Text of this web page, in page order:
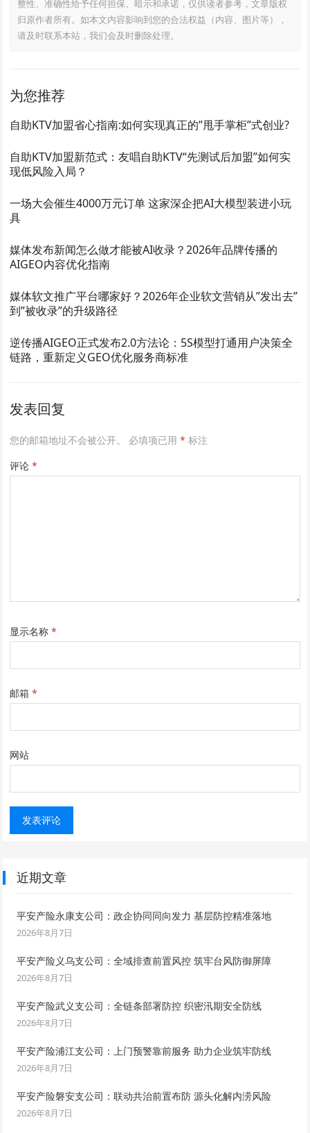
整性、准确性给予任何担保、暗示和承诺，仅供读者参考，文章版权
归原作者所有。如本文内容影响到您的合法权益（内容、图片等），
请及时联系本站，我们会及时删除处理。
为您推荐
自助KTV加盟省心指南:如何实现真正的”甩手掌柜”式创业?
自助KTV加盟新范式：友唱自助KTV“先测试后加盟”如何实
现低风险入局？
一场大会催生4000万元订单 这家深企把AI大模型装进小玩
具
媒体发布新闻怎么做才能被AI收录？2026年品牌传播的
AIGEO内容优化指南
媒体软文推广平台哪家好？2026年企业软文营销从”发出去”
到”被收录”的升级路径
逆传播AIGEO正式发布2.0方法论：5S模型打通用户决策全
链路，重新定义GEO优化服务商标准
发表回复
您的邮箱地址不会被公开。 必填项已用* 标注
评论*
显示名称*
邮箱*
网站
近期文章
平安产险永康支公司：政企协同同向发力 基层防控精准落地
2026年8月7日
平安产险义乌支公司：全域排查前置风控 筑牢台风防御屏障
2026年8月7日
平安产险武义支公司：全链条部署防控 织密汛期安全防线
2026年8月7日
平安产险浦江支公司：上门预警靠前服务 助力企业筑牢防线
2026年8月7日
平安产险磐安支公司：联动共治前置布防 源头化解内涝风险
2026年8月7日